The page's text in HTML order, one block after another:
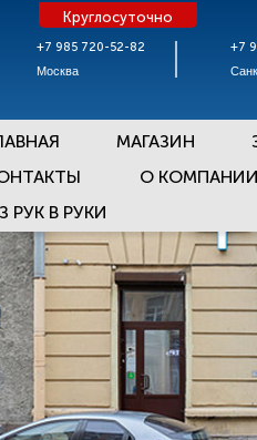
+7 985 720-52-82
Москва
Круглосуточно
+7
МАГАЗИН
О
РУК В РУКИ